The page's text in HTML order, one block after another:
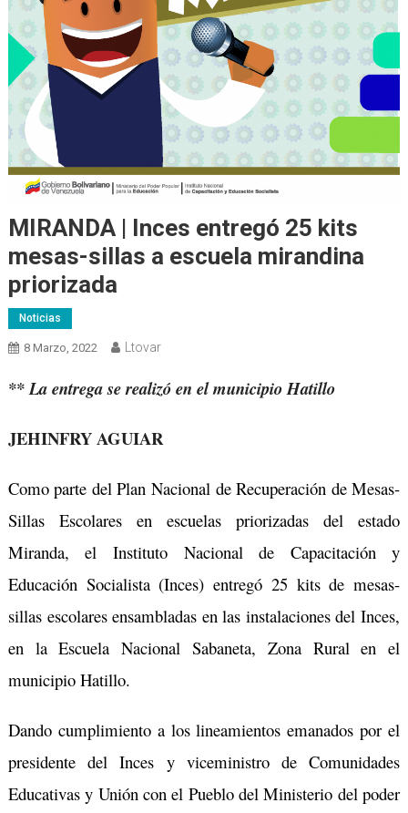
MIRANDA | Inces entregó 25 kits
mesas-sillas a escuela mirandina
priorizada
Noticias
8 Marzo, 2022 Ltovar
** La entrega se realizó en el municipio Hatillo
JEHINFRY AGUIAR
Como parte del Plan Nacional de Recuperación de Mesas-
Sillas Escolares en escuelas priorizadas del estado
Miranda, el Instituto Nacional de Capacitación y
Educación Socialista (Inces) entregó 25 kits de mesas-
sillas escolares ensambladas en las instalaciones del Inces,
en la Escuela Nacional Sabaneta, Zona Rural en el
municipio Hatillo.
Dando cumplimiento a los lineamientos emanados por el
presidente del Inces y viceministro de Comunidades
Educativas y Unión con el Pueblo del Ministerio del poder